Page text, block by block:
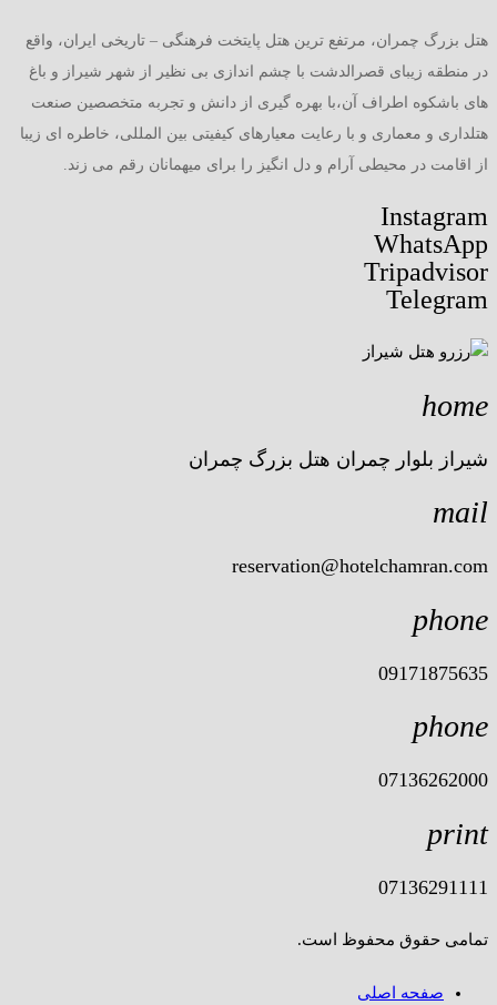
هتل بزرگ چمران، مرتفع ترین هتل پایتخت فرهنگی – تاریخی ایران، واقع
در منطقه زیبای قصرالدشت با چشم اندازی بی نظیر از شهر شیراز و باغ
های باشکوه اطراف آن،با بهره گیری از دانش و تجربه متخصصین صنعت
هتلداری و معماری و با رعایت معیارهای کیفیتی بین المللی، خاطره ای زیبا
از اقامت در محیطی آرام و دل انگیز را برای میهمانان رقم می زند.
Instagram
WhatsApp
Tripadvisor
Telegram
home
شیراز بلوار چمران هتل بزرگ چمران
mail
reservation@hotelchamran.com
phone
09171875635
phone
07136262000
print
07136291111
تمامی حقوق محفوظ است.
صفحه اصلی